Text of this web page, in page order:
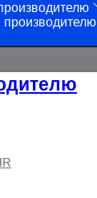
производителю